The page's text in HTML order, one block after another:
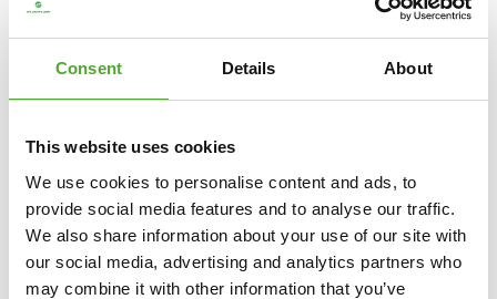
Consent Details About
This website uses cookies
We use cookies to personalise content and ads, to
provide social media features and to analyse our traffic.
We also share information about your use of our site with
our social media, advertising and analytics partners who
may combine it with other information that you’ve
Since the provided text does not contain any of the
within bracket tags should remain untranslated, the text
remains the same in German: ```plaintext